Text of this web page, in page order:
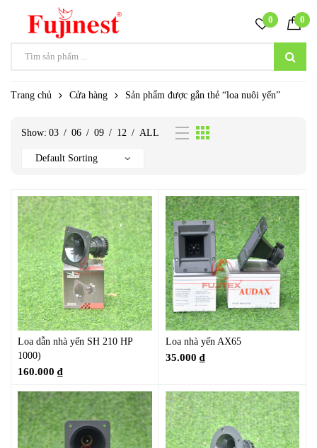
0 0
Trang chủ Cửa hàng Sản phẩm được gắn thẻ “loa nuôi yến”
Show: 03 / 06 / 09 / 12 / ALL
Loa dẫn nhà yến SH 210 HP
1000)
160.000 ₫
Loa nhà yến AX65
35.000 ₫